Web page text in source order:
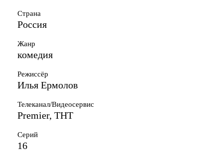
Страна
Россия
Жанр
комедия
Режиссёр
Илья Ермолов
Телеканал/Видеосервис
Premier, ТНТ
Серий
16